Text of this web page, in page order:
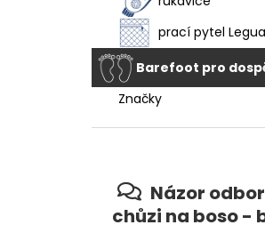
prací pytel
Barefoot pro
Značky
Názor
chůzi na boso -